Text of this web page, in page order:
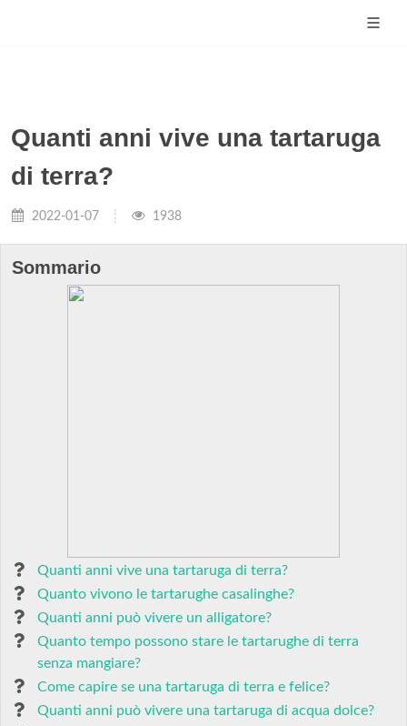
Quanti anni vive una tartaruga
di terra?
2022-01-07 1938
Sommario
Quanti anni vive una tartaruga di terra?
Quanto vivono le tartarughe casalinghe?
Quanti anni può vivere un alligatore?
Quanto tempo possono stare le tartarughe di terra
senza mangiare?
Come capire se una tartaruga di terra e felice?
Quanti anni può vivere una tartaruga di acqua dolce?